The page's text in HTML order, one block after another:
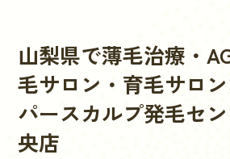
山梨県で薄毛治療・
毛サロン・育毛サロ
パースカルプ発毛セ
央店